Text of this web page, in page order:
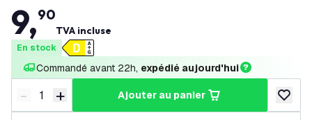
9,90
TVA incluse
En stock
Commandé avant 22h, expédié aujourd'hui
Diminuer la quantité
- Augmenter la quantité
+ ajouter au panier